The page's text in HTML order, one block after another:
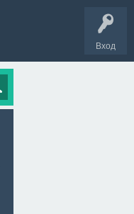
Вход